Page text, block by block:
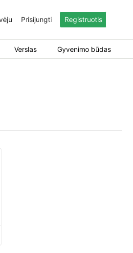
Prisijungti Registruotis
Verslas Gyvenimo būdas